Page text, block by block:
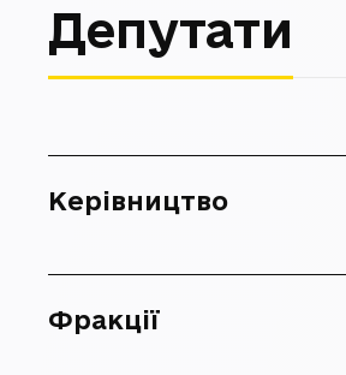
Депутати
Керівництво
Фракції